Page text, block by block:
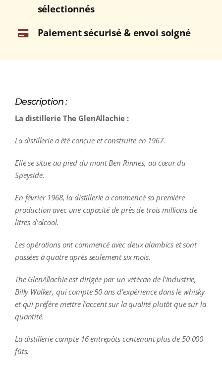
sélectionnés
Paiement sécurisé & envoi soigné
Description :
La distillerie The GlenAllachie :
La distillerie a été conçue et construite en 1967.
Elle se situe au pied du mont Ben Rinnes, au cœur du
Speyside.
En février 1968, la distillerie a commencé sa première
production avec une capacité de près de trois millions de
litres d’alcool.
Les opérations ont commencé avec deux alambics et sont
passées à quatre après seulement six mois.
The GlenAllachie est dirigée par un vétéran de l’industrie,
Billy Walker, qui compte 50 ans d’expérience dans le whisky
et qui préfère mettre l’accent sur la qualité plutôt que sur la
quantité.
La distillerie compte 16 entrepôts contenant plus de 50 000
fûts.